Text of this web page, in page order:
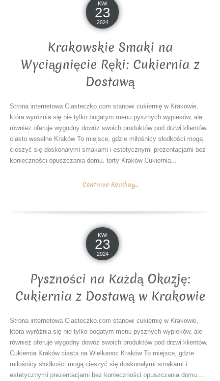
KWI
23
2024
Krakowskie Smaki na
Wyciągnięcie Ręki: Cukiernia z
Dostawą
Strona internetowa Ciasteczko.com stanowi cukiernię w Krakowie,
która wyróżnia się nie tylko bogatym menu pysznych wypieków, ale
również oferuje wygodny dowóz swoich produktów pod drzwi klientów.
ciasto weselne Kraków To miejsce, gdzie miłośnicy słodkości mogą
cieszyć się doskonałymi smakami i estetycznymi prezentacjami bez
konieczności opuszczania domu. torty Kraków Cukiernia...
Continue Reading...
KWI
23
2024
Pyszności na Każdą Okazję:
Cukiernia z Dostawą w Krakowie
Strona internetowa Ciasteczko.com stanowi cukiernię w Krakowie,
która wyróżnia się nie tylko bogatym menu pysznych wypieków, ale
również oferuje wygodny dowóz swoich produktów pod drzwi klientów.
Cukiernia Kraków ciasta na Wielkanoc Kraków To miejsce, gdzie
miłośnicy słodkości mogą cieszyć się doskonałymi smakami i
estetycznymi prezentacjami bez konieczności opuszczania domu....